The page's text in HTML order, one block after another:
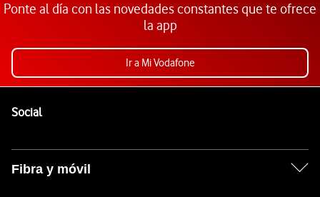
Ponte al día con las novedades constantes que te ofrece
la app
Ir a Mi Vodafone
SocialEnlaces a las redes sociales de Vodafone
Fibra y móvil